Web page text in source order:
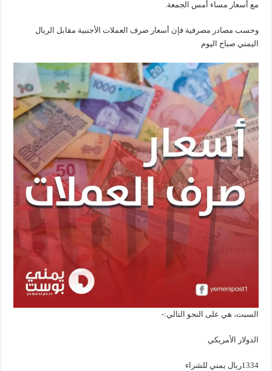
مع أسعار مساء أمس الجمعة.
وحسب مصادر مصرفية فإن أسعار صرف العملات الأجنبية مقابل الريال
اليمني صباح اليوم
السبت، هي على النحو التالي:-
الدولار الأمريكي
1334ريال يمني للشراء